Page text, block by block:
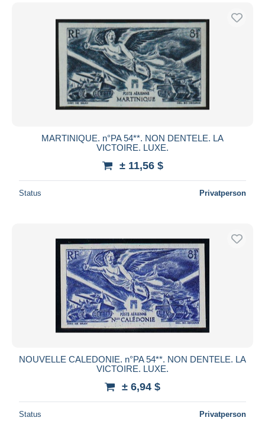
MARTINIQUE. n°PA 54**. NON DENTELE. LA
VICTOIRE. LUXE.
± 11,56 $
Status Privatperson
NOUVELLE CALEDONIE. n°PA 54**. NON DENTELE. LA
VICTOIRE. LUXE.
± 6,94 $
Status Privatperson